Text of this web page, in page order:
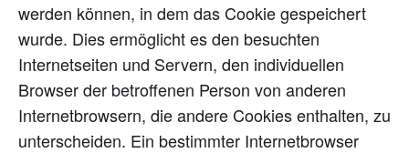
werden können, in dem das Cookie gespeichert
wurde. Dies ermöglicht es den besuchten
Internetseiten und Servern, den individuellen
Browser der betroffenen Person von anderen
Internetbrowsern, die andere Cookies enthalten, zu
unterscheiden. Ein bestimmter Internetbrowser